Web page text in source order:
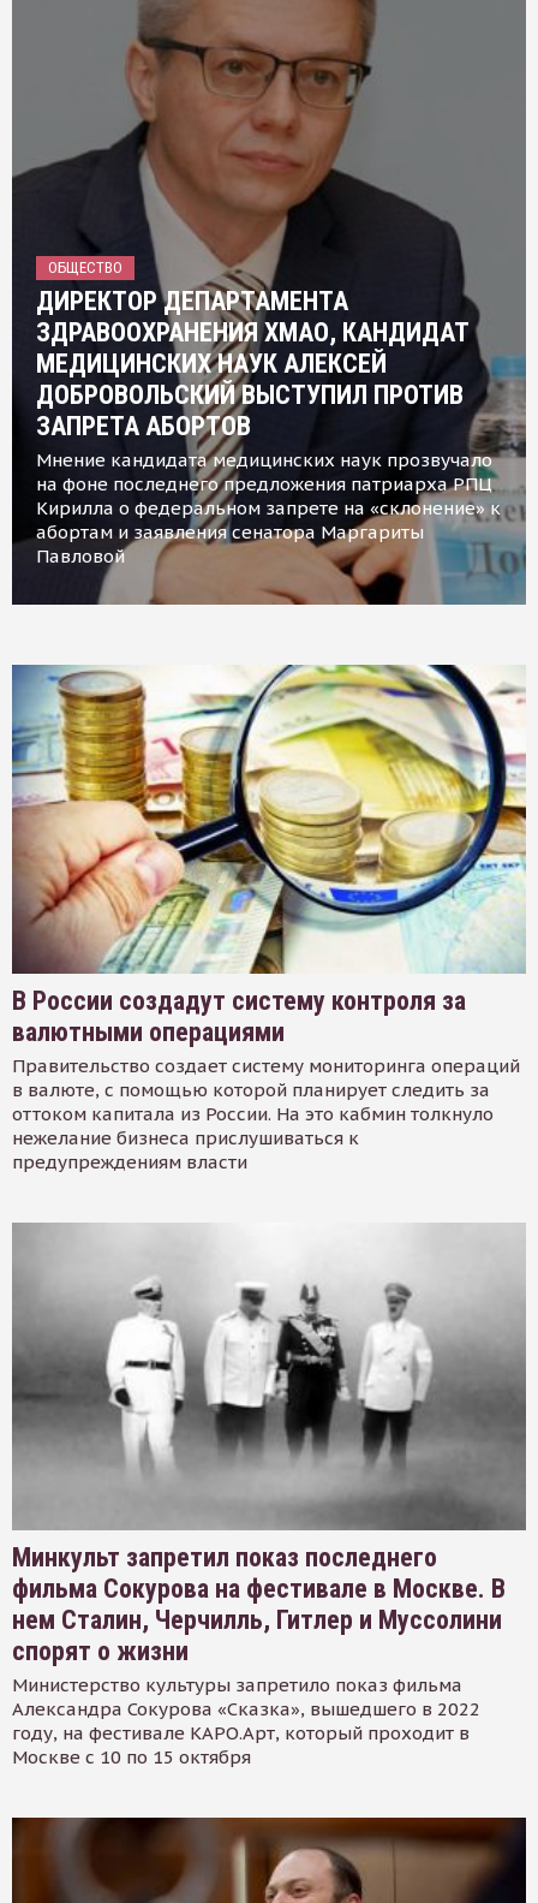
ОБЩЕСТВО
ДИРЕКТОР ДЕПАРТАМЕНТА
ЗДРАВООХРАНЕНИЯ ХМАО, КАНДИДАТ
МЕДИЦИНСКИХ НАУК АЛЕКСЕЙ
ДОБРОВОЛЬСКИЙ ВЫСТУПИЛ ПРОТИВ
ЗАПРЕТА АБОРТОВ
Мнение кандидата медицинских наук прозвучало
на фоне последнего предложения патриарха РПЦ
Кирилла о федеральном запрете на «склонение» к
абортам и заявления сенатора Маргариты
Павловой
В России создадут систему контроля за
валютными операциями
Правительство создает систему мониторинга операций
в валюте, с помощью которой планирует следить за
оттоком капитала из России. На это кабмин толкнуло
нежелание бизнеса прислушиваться к
предупреждениям власти
Минкульт запретил показ последнего
фильма Сокурова на фестивале в Москве. В
нем Сталин, Черчилль, Гитлер и Муссолини
спорят о жизни
Министерство культуры запретило показ фильма
Александра Сокурова «Сказка», вышедшего в 2022
году, на фестивале КАРО.Арт, который проходит в
Москве с 10 по 15 октября